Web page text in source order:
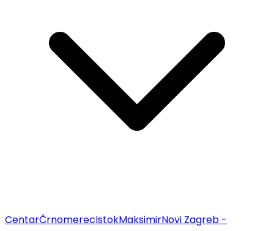
CentarČrnomerecIstokMaksimirNovi Zagreb -